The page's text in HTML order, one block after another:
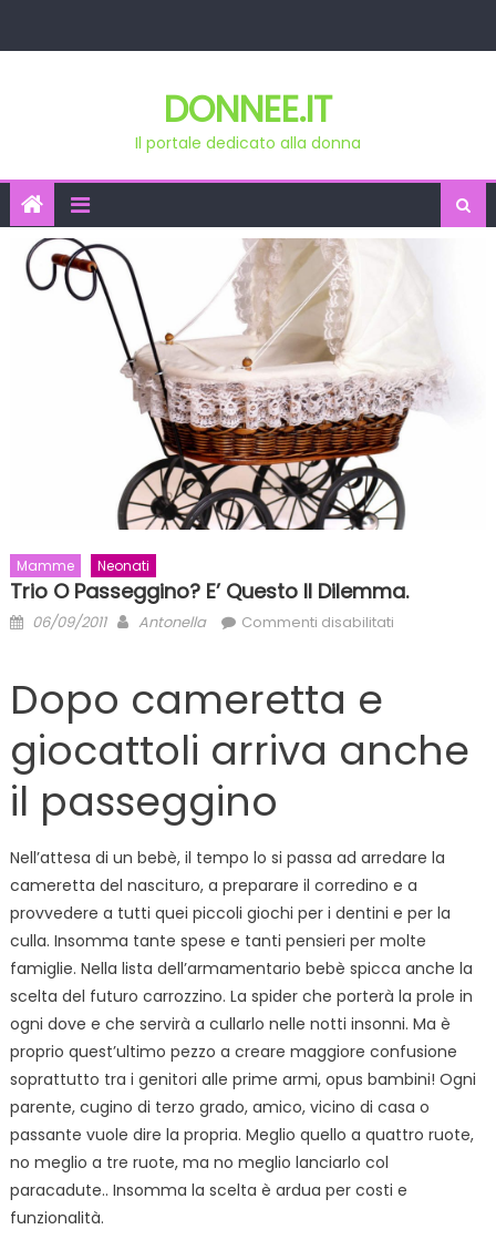
DONNEE.IT
Il portale dedicato alla donna
Mamme Neonati
Trio O Passeggino? E’ Questo Il Dilemma.
Posted
06/09/2011 Author
Antonella Commenti disabilitatisu
questo
Dopo cameretta e
giocattoli arriva anche
il passeggino
Nell’attesa di un bebè, il tempo lo si passa ad arredare la
cameretta del nascituro, a preparare il corredino e a
provvedere a tutti quei piccoli giochi per i dentini e per la
culla. Insomma tante spese e tanti pensieri per molte
famiglie. Nella lista dell’armamentario bebè spicca anche la
scelta del futuro carrozzino. La spider che porterà la prole in
ogni dove e che servirà a cullarlo nelle notti insonni. Ma è
proprio quest’ultimo pezzo a creare maggiore confusione
soprattutto tra i genitori alle prime armi, opus bambini! Ogni
parente, cugino di terzo grado, amico, vicino di casa o
passante vuole dire la propria. Meglio quello a quattro ruote,
no meglio a tre ruote, ma no meglio lanciarlo col
paracadute.. Insomma la scelta è ardua per costi e
funzionalità.